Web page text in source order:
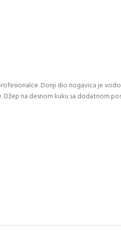
Donji dio nogavica je
na desnom kuku sa dodatnom